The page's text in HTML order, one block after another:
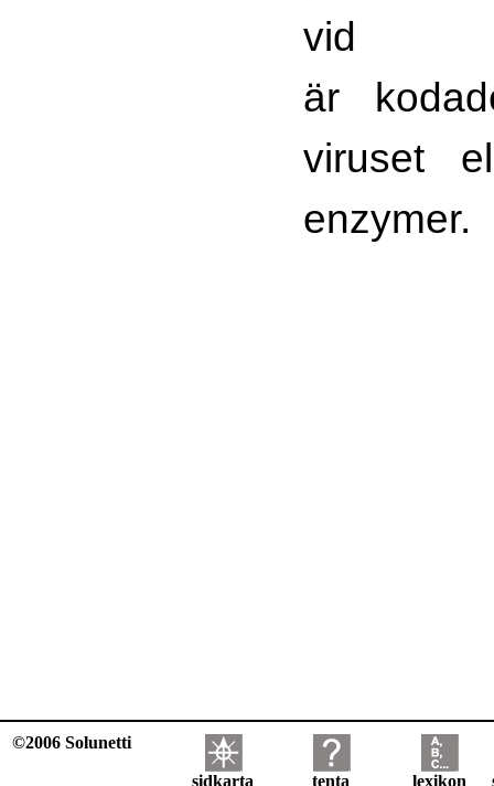
vid
är
viruset
enzymer.
©2006 Solunetti
sidkarta tenta lexikon